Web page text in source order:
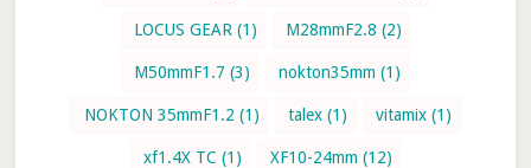
LOCUS GEAR (1) M28mmF2.8 (2)
M50mmF1.7 (3) nokton35mm (1)
NOKTON 35mmF1.2 (1) talex(1) vitamix(1)
xf1.4X TC (1) XF10-24mm (12)